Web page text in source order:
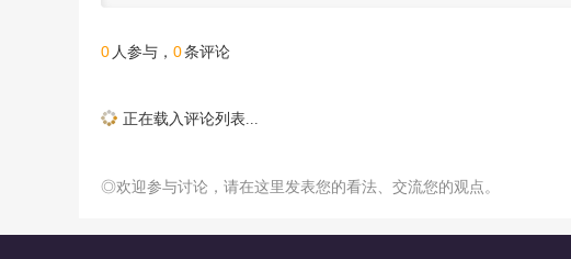
0 人参与， 0条评论
正在载入评论列表...
◎欢迎参与讨论，请在这里发表您的看法、交流您的观点。